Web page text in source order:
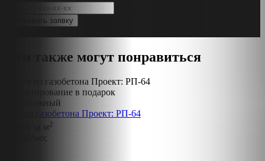
Вам также могут понравиться
Проектирование в подарок
Двухэтажный
Дом из газобетона Проект: РП-64
за м2
/мес